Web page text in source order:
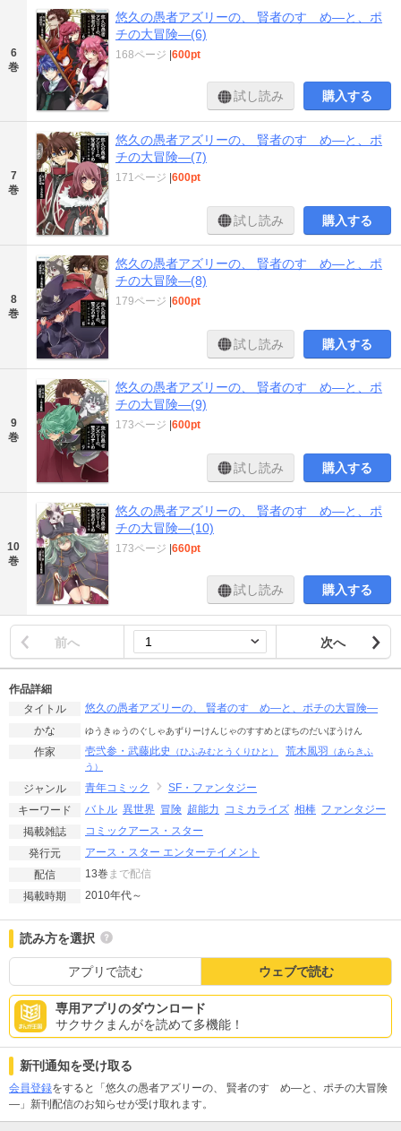
6
巻
悠久の愚者アズリーの、 賢者のすゝめ―と、ポ
チの大冒険―(6)
168ページ |600pt
試し読み 購入する
7
巻
悠久の愚者アズリーの、 賢者のすゝめ―と、ポ
チの大冒険―(7)
171ページ |600pt
試し読み 購入する
8
巻
悠久の愚者アズリーの、 賢者のすゝめ―と、ポ
チの大冒険―(8)
179ページ |600pt
試し読み 購入する
9
巻
悠久の愚者アズリーの、 賢者のすゝめ―と、ポ
チの大冒険―(9)
173ページ |600pt
試し読み 購入する
10
巻
悠久の愚者アズリーの、 賢者のすゝめ―と、ポ
チの大冒険―(10)
173ページ |660pt
試し読み 購入する
前へ 次へ
作品詳細
タイトル
悠久の愚者アズリーの、 賢者のすゝめ―と、ポチの大冒険―
かな
ゆうきゅうのぐしゃあずりーけんじゃのすすめとぽちのだいぼうけん
作家 壱弐参・武藤此史 （ひふみむとうくりひと） 荒木風羽
（あらきふ
う）
ジャンル 青年コミック
SF・ファンタジー
キーワード
バトル 異世界 冒険 超能力 コミカライズ 相棒 ファンタジー
掲載雑誌
コミックアース・スター
発行元
アース・スター エンターテイメント
配信
13巻 まで配信
掲載時期
2010年代～
読み方を選択
アプリで読む ウェブで読む
専用アプリのダウンロード
サクサクまんがを読めて多機能！
新刊通知を受け取る
会員登録をすると「悠久の愚者アズリーの、 賢者のすゝめ―と、ポチの大冒険
―」新刊配信のお知らせが受け取れます。